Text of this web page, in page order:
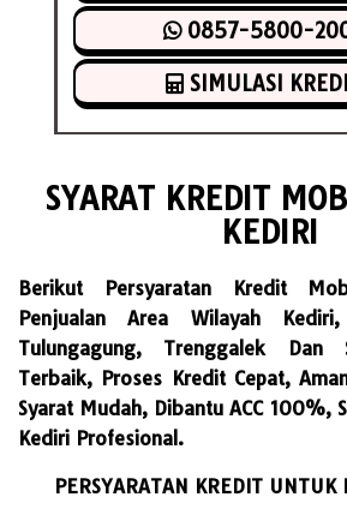
0857-5800-
SIMULASI
SYARAT KREDIT
KEDIRI
Berikut Persyaratan Kredit
Penjualan Area Wilayah
Tulungagung, Trenggalek Dan
Terbaik, Proses Kredit Cepat,
Syarat Mudah, Dibantu ACC 100%,
Kediri Profesional.
PERSYARATAN KREDIT UNTUK